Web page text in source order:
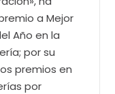
a Mejor
Año en la
por su
premios en
por